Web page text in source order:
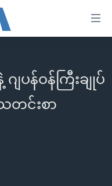
ျပန်ဝန်ကြီးချုပ်
တင်းစာ